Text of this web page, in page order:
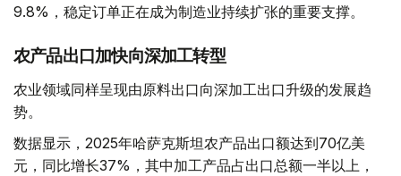
9.8%，稳定订单正在成为制造业持续扩张的重要支撑。
农产品出口加快向深加工转型
农业领域同样呈现由原料出口向深加工出口升级的发展趋
势。
数据显示，2025年哈萨克斯坦农产品出口额达到70亿美
元，同比增长37%，其中加工产品占出口总额一半以上，